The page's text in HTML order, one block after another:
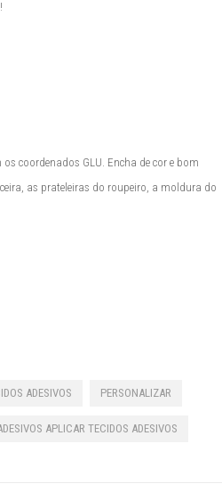
os coordenados GLU. Encha de cor e bom
as prateleiras do roupeiro, a moldura do
ADESIVOS PERSONALIZAR
APLICAR TECIDOS ADESIVOS